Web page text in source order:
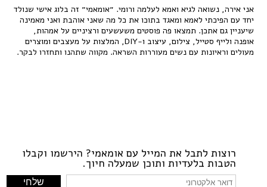
אני אירה, נשואה לגיא ואמא לעלמה ורומי. ״אומאמי״ זה בלוג אישי שנולד
יחד עם הפיכתי לאמא ומאגד בתוכו את כל מה שאני אוהבת ואני מאמינה
שיעניין גם אתכן. תמצאו פה פוסטים משעשעים ורציניים על אמהות,
אופנה ולייף סטייל, צילום, עיצוב ו-DIY, המלצות על מעצבים ומוצרים
מעולים וראיונות עם נשים מעוררות השראה. מקווה שתהנו ותחזרו לבקר.
רוצות לתבל את המייל עם אומאמי? הירשמו וקבלו
הטבות בלעדיות ותוכן שמעלה חיוך.